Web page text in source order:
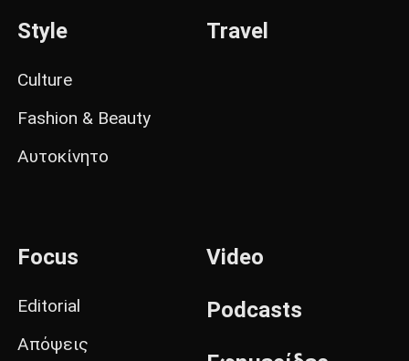
Style
Culture
Fashion & Beauty
Αυτοκίνητο
Travel
Focus
Editorial
Απόψεις
Video
Podcasts